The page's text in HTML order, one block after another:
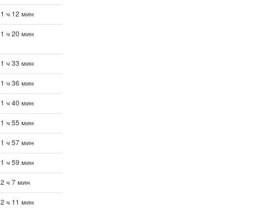
1 ч 12 мин
1 ч 20 мин
1 ч 33 мин
1 ч 36 мин
1 ч 40 мин
1 ч 55 мин
1 ч 57 мин
1 ч 59 мин
2 ч 7 мин
2 ч 11 мин